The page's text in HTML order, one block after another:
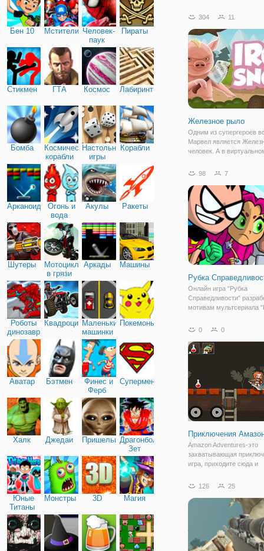
Бен 10 Мстители Человек-
паук
Пираты
Стикмен ГТА Космос Лабиринты
Бомба
Космические
корабли
Настольные
игры
Корабли
Арканоид
Огонь и
вода
Акулы Ракеты
Шутеры
Мотоциклы
в грязи
Аркады Машины
Роботы
динозавры
КвадроциклыМаленькие
машинки
Покемоны
Аватар Бэтмен
Финес и
Ферб
Супермен
Халк Джедаи ПришельцыДрагонболл
Зет
Юные
Титаны
Монстры 3D Магия
304 11
Железное рыло
Одним из супергероев
Марвел является
человек. А в
железной хваткой,
бесстрашный
не боится замарать руки
98 7
Рубка
Онлайн игра "Рубка
Справедливости"
мотивам мультсериала
супергероях по имени:
Старфайер, которые
свой юный возраст не
0 0
Приключения
Amazon Adventures-это
захватывающая
игра, приходите сюда и
этой красивой девушкой
несколько разных
и вам нужно помочь ей
126 25